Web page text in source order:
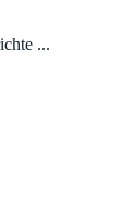
...